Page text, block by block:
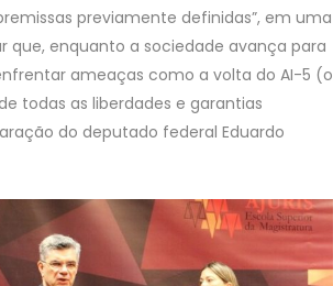
previamente definidas”, em uma
que, enquanto a sociedade avança para
ameaças como a volta do AI-5 (o
todas as liberdades e garantias
do deputado federal Eduardo